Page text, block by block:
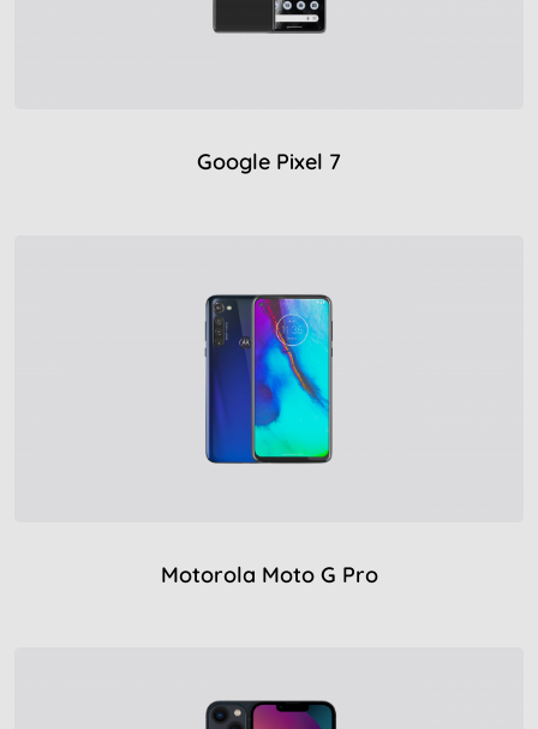
Google Pixel 7
Motorola Moto G Pro